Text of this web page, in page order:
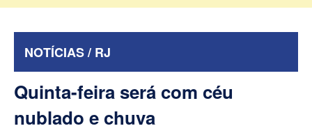
NOTÍCIAS / RJ
Quinta-feira será com céu
nublado e chuva